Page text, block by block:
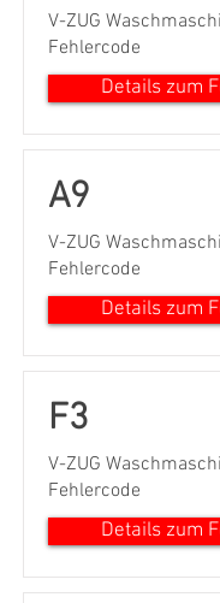
V-ZUG
Fehlercode
Details zum
A9
V-ZUG
Fehlercode
Details zum
F3
V-ZUG
Fehlercode
Details zum